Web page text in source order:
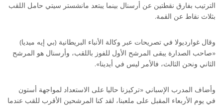
الترتيب بفارق نقطتين عن أرسنال بينما يبتعد مانشستر سيتي حامل اللقب
بثلاث نقاط عن القمة.
وقال غوارديولا في تصريحات عبر وكالة الأنباء البريطانية (بي إيه ميديا)
«صاحب الصدارة يبقى المرشح الأول للفوز باللقب، وأرسنال هو المرشح
الثاني ونحن الثالث، فالأمر ليس في أيدينا».
وأضاف المدرب الإسباني «تركيزنا حاليا على الاستعداد لمواجهة أستون
في يوم الأربعاء المقبل على ملعبنا، لقد كنا المرشحين الأقرب للقب عندما